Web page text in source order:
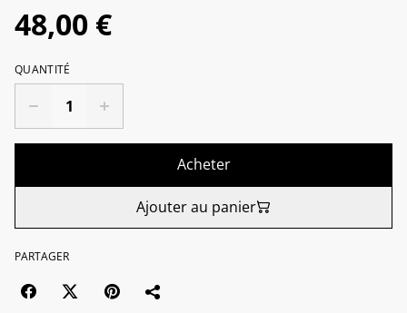
48,00 €
QUANTITÉ
Acheter
Ajouter au panier
PARTAGER